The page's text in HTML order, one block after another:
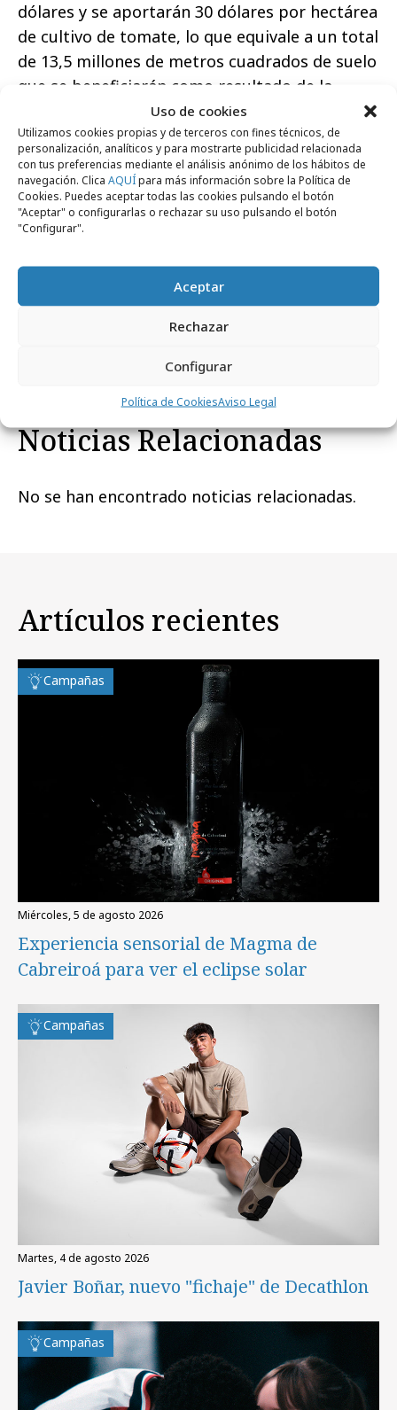
Uso de cookies
Utilizamos cookies propias y de terceros con fines técnicos, de
personalización, analíticos y para mostrarte publicidad relacionada
con tus preferencias mediante el análisis anónimo de los hábitos de
navegación. Clica AQUÍpara más información sobre la Política de
Cookies. Puedes aceptar todas las cookies pulsando el botón
"Aceptar" o configurarlas o rechazar su uso pulsando el botón
"Configurar".
Aceptar
Rechazar
Configurar
Política de CookiesAviso Legal
dólares y se aportarán 30 dólares por hectárea
de cultivo de tomate, lo que equivale a un total
de 13,5 millones de metros cuadrados de suelo
que se beneficiarán como resultado de la
Los jugadores podrán acceder a la isla Heinz
Tomatoes S.O.S. ingresando el código ‘1877-
1435-6432’ en la página de códigos de la isla en
la pantalla de “Descubre” en Fortnite.
Noticias Relacionadas
No se han encontrado noticias relacionadas.
Artículos recientes
Campañas
miércoles, 5 de agosto 2026
Experiencia sensorial de Magma de
Cabreiroá para ver el eclipse solar
Campañas
martes, 4 de agosto 2026
Javier Boñar, nuevo "fichaje" de Decathlon
Campañas